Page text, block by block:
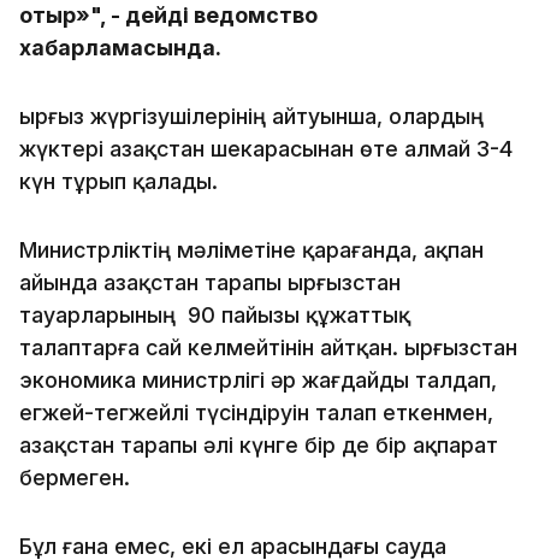
отыр»", - дейді ведомство
хабарламасында.
Қырғыз жүргізушілерінің айтуынша, олардың
жүктері Қазақстан шекарасынан өте алмай 3-4
күн тұрып қалады.
Министрліктің мәліметіне қарағанда, ақпан
айында Қазақстан тарапы Қырғызстан
тауарларының 90 пайызы құжаттық
талаптарға сай келмейтінін айтқан. Қырғызстан
экономика министрлігі әр жағдайды талдап,
егжей-тегжейлі түсіндіруін талап еткенмен,
Қазақстан тарапы әлі күнге бір де бір ақпарат
бермеген.
Бұл ғана емес, екі ел арасындағы сауда